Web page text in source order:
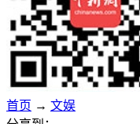
首页 → 文娱